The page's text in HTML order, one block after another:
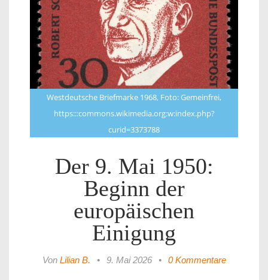
Westdeutsche Briefmarke 1968, Foto: Gemeinfrei,
https:::commons.wikimedia.org:w:index.php?
curid=3373788
Der 9. Mai 1950:
Beginn der
europäischen
Einigung
Von Lilian B. • 9. Mai 2026 • 0 Kommentare